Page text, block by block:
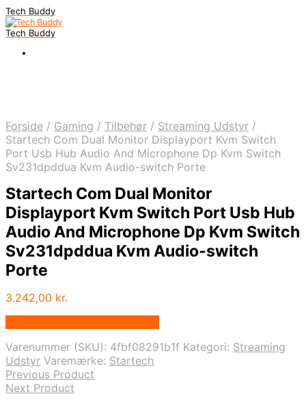
Tech Buddy
Tech Buddy
Forside / Gaming / Tilbehør / Streaming Udstyr /
Startech Com Dual Monitor Displayport Kvm Switch
Port Usb Hub Audio And Microphone Dp Kvm Switch
Sv231dpddua Kvm Audio-switch Porte
Startech Com Dual Monitor
Displayport Kvm Switch Port Usb Hub
Audio And Microphone Dp Kvm Switch
Sv231dpddua Kvm Audio-switch
Porte
3.242,00 kr.
Varenummer (SKU): 4fbf08291b1f Kategori: Streaming
Udstyr Varemærke: Startech
Previous Product
Next Product